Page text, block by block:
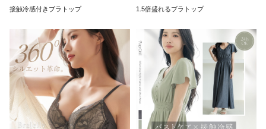
接触冷感付きブラトップ 1.5倍盛れるブラトップ